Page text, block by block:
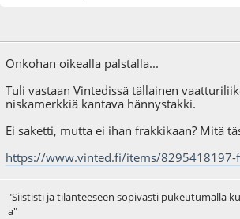
Onkohan oikealla palstalla...
Tuli vastaan Vintedissä tällainen
niskamerkkiä kantava hännystakki.
Ei saketti, mutta ei ihan frakkikaan? Mitä
https://www.vinted.fi/items/8295418197-
"Siististi ja tilanteeseen sopivasti pukeutumalla
a"